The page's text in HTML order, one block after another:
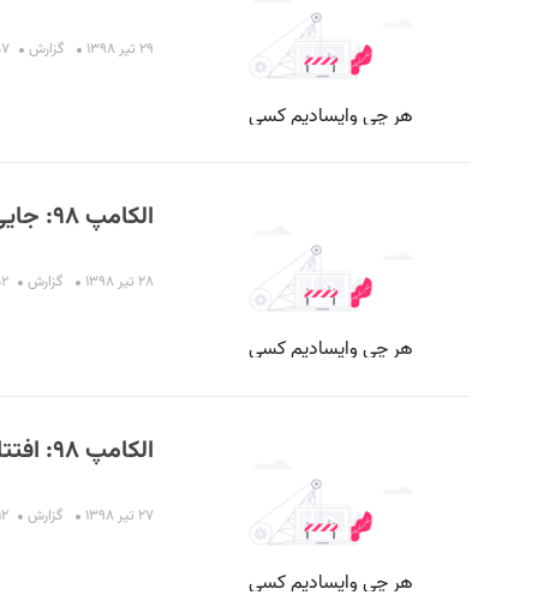
۲۹ تیر ۱۳۹۸ گزارش
الکامپ ۹۸: جایی برای تفاهم
۲۸ تیر ۱۳۹۸ گزارش
الکامپ ۹۸: افتتاحیه پرماجرا
۲۷ تیر ۱۳۹۸ گزارش